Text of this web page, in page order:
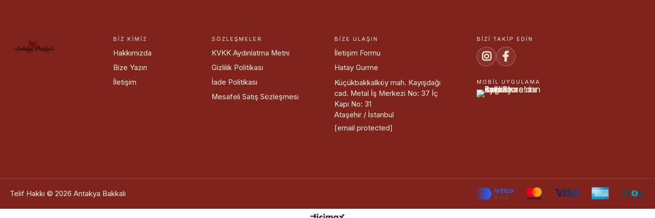
BIZ KIMIZ
Hakkımızda
Bize Yazın
İletişim
SÖZLEŞMELER
KVKK Aydınlatma Metni
Gizlilik Politikası
İade Politikası
Mesafeli Satış Sözleşmesi
BIZE ULAŞIN
İletişim Formu
Hatay Gurme
Küçükbakkalköy mah. Kayışdağı
cad. Metal İş Merkezi No: 37 İç
Kapı No: 31
Ataşehir / İstanbul
[email protected]
BIZI TAKIP EDIN
MOBIL UYGULAMA
Telif Hakkı © 2026 Antakya Bakkalı